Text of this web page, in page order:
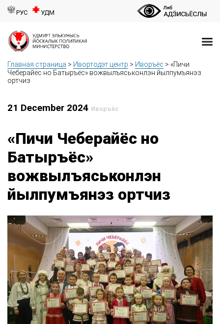
РУС УДМ
Главная страница > Ивортодэт центр > Иворъёс > «Пичи
Чеберайёс но Батыръёс» вожвылъяськонлэн йылпумъянэз
ортчиз
21 December 2024 Иворъёс
«Пичи Чеберайёс но
Батыръёс»
вожвылъяськонлэн
йылпумъянэз ортчиз